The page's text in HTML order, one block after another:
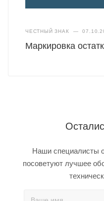
ЧЕСТНЫЙ ЗНАК —
Маркировка
Наши специалисты
посоветуют лучшее